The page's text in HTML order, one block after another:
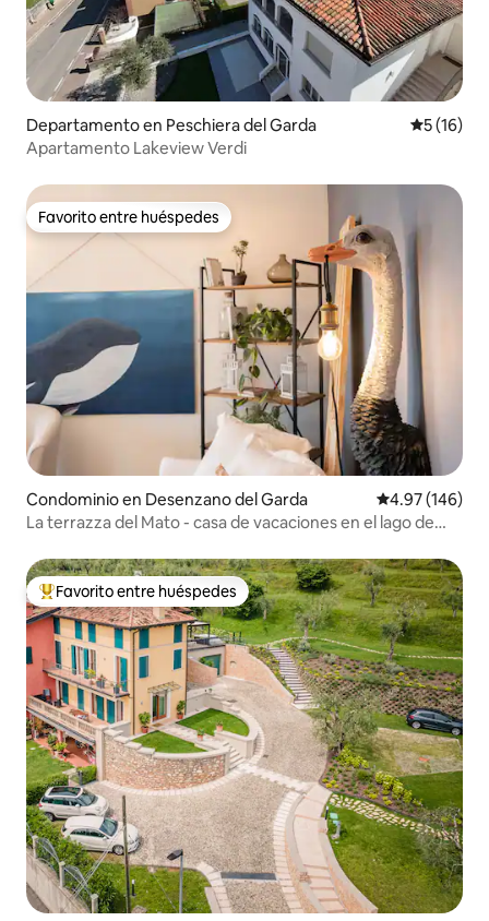
Departamento en Peschiera del Garda
5 (16)
Apartamento Lakeview Verdi
Favorito entre huéspedes
Favorito entre huéspedes
Condominio en Desenzano del Garda Calificación
4.97 (146)
La terrazza del Mato - casa de vacaciones en el lago de
De los mejores en Favorito entre huéspedes
Favorito entre huéspedes